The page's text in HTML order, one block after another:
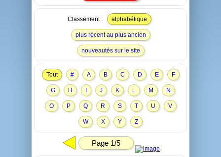
Classement : alphabétique
plus récent au plus ancien
nouveautés sur le site
Tout # A B C D E F
G H J K L M N
O P Q R S T U V
W X Y Z
Page 1/5